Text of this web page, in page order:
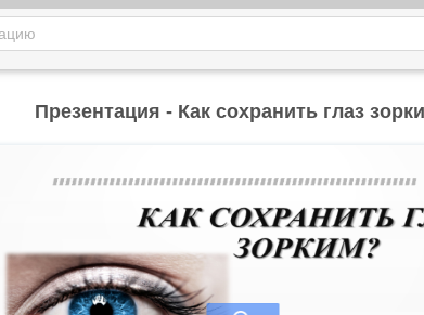
Презентация - Как сохранить глаз